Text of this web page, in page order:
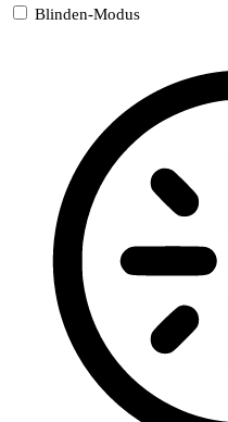
Blinden-Modus